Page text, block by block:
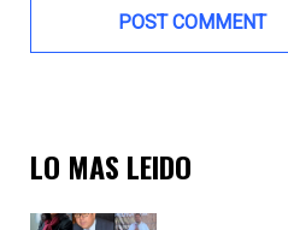
LO MAS LEIDO